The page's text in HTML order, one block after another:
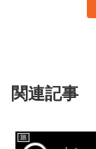
関連記事
旅